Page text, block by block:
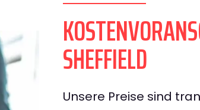
SHEFFIELD
Unsere Preise sind